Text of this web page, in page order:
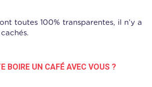
toutes 100% transparentes, il n’y a
BOIRE UN CAFÉ AVEC VOUS ?